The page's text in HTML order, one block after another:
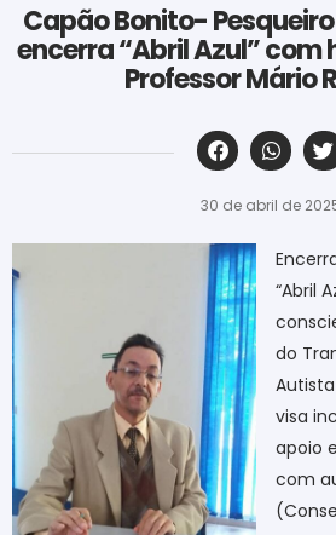
Capão Bonito-
encerra “Abril Azul”
Professor Mário
30 de abril de
“Abril
do
visa
apoio
com